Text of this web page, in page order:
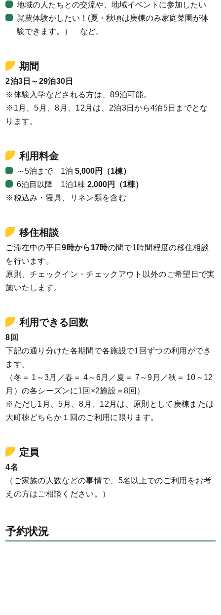
地域の人たちとの交流や、地域イベントに参加したい
就農体験がしたい！(夏・秋頃は庚棟のみ家庭菜園が体
験できます。） など。
期間
2泊3日～29泊30日
※体験入学などされる方は、89泊可能。
※1⽉、5⽉、8⽉、12月は、2泊3⽇から4泊5⽇までとな
ります。
利用料金
～5泊まで 1泊 5,000円（1棟）
6泊目以降 1泊1棟2,000円（1棟）
※税込み・寝具、リネン類を含む
移住相談
ご滞在中の平日9時から17時の間で1時間程度の移住相談
を行います。
原則、チェックイン・チェックアウト以外のご希望日で実
施いたします。
利用できる回数
8回
下記の通り分けた各期間で各施設で1回ずつの利用ができ
ます。
（冬＝ 1～3月／春＝ 4～6月／夏＝ 7～9月／秋＝ 10～12
月）の各シーズンに1回×2施設＝8回）
※ただし1⽉、5⽉、8⽉、12月は、原則として庚棟または
大町棟どちらか１回のご利用に限ります。
定員
4名
（ご家族の人数などの事情で、5名以上でのご利用をお考
えの方はご相談ください。）
予約状況